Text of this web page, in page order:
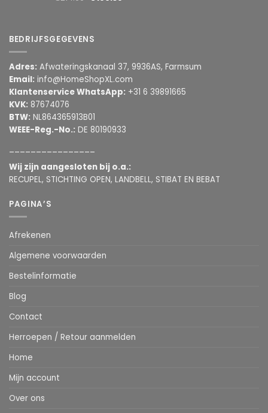
BEDRIJFSGEGEVENS
Adres: Afwateringskanaal 37, 9936AS, Farmsum
Email: info@HomeShopXL.com
Klantenservice WhatsApp: +31 6 39891665
KVK: 87674076
BTW: NL864365913B01
WEEE-Reg.-No.: DE 80190933
Wij zijn aangesloten bij o.a.:
RECUPEL, STICHTING OPEN, LANDBELL, STIBAT EN BEBAT
PAGINA’S
Afrekenen
Algemene voorwaarden
Bestelinformatie
Blog
Contact
Herroepen / Retour aanmelden
Home
Mijn account
Over ons